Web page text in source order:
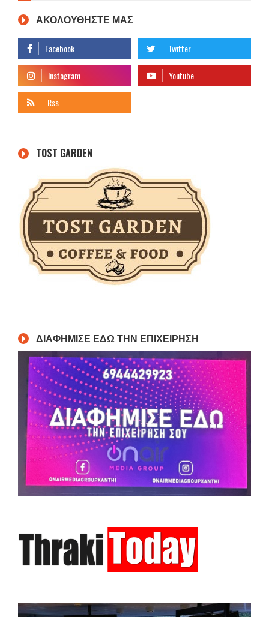
ΑΚΟΛΟΥΘΗΣΤΕ ΜΑΣ
TOST GARDEN
ΔΙΑΦΗΜΙΣΕ ΕΔΩ ΤΗΝ ΕΠΙΧΕΙΡΗΣΗ